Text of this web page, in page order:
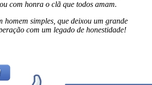
com honra o clã que todos amam.
homem simples, que deixou um grande
com um legado de honestidade!